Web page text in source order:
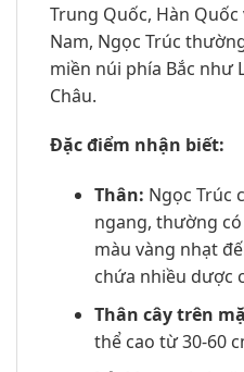
Trung Quốc, Hàn Quốc
Nam, Ngọc Trúc
miền núi phía Bắc như
Châu.
Đặc điểm nhận biết:
Thân: Ngọc Trúc
ngang, thường
màu vàng nhạt
chứa nhiều dược
Thân cây trên
thể cao từ 30-60